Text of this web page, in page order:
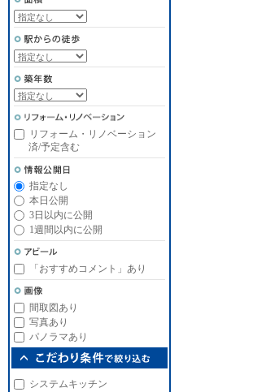
リフォーム・リノベーション
済/予定含む
指定なし
本日公開
3日以内に公開
1週間以内に公開
「おすすめコメント」あり
間取図あり
写真あり
パノラマあり
システムキッチン